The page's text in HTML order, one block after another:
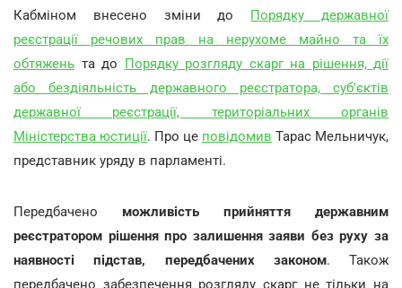
Кабміном внесено зміни до Порядку державної
реєстрації речових прав на нерухоме майно та їх
обтяжень та до Порядку розгляду скарг на рішення, дії
або бездіяльність державного реєстратора, суб'єктів
державної реєстрації, територіальних органів
Міністерства юстиції. Про це повідомив Тарас Мельничук,
представник уряду в парламенті.
Передбачено можливість прийняття державним
реєстратором рішення про залишення заяви без руху за
наявності підстав, передбачених законом. Також
передбачено забезпечення розгляду скарг не тільки на